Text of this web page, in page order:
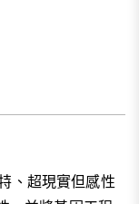
、超現實但感性